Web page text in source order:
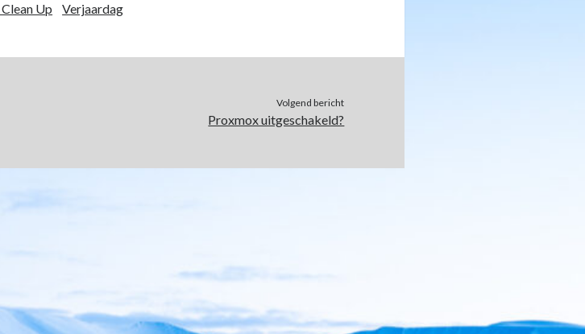
Up Verjaardag
Volgend bericht
Proxmox uitgeschakeld?